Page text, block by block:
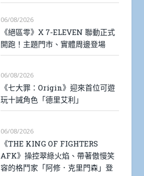
06/08/2026
《絕區零》X 7-ELEVEN 聯動正式
開跑！主題門市、實體周邊登場
06/08/2026
《七大罪：Origin》迎來首位可遊
玩十誡角色「德里艾利」
06/08/2026
《THE KING OF FIGHTERS
AFK》操控翠綠火焰、帶著傲慢笑
容的格鬥家「阿修．克里門森」登